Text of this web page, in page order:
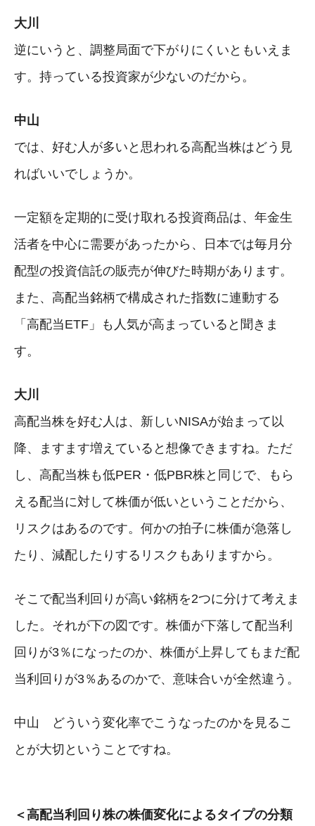
大川
逆にいうと、調整局面で下がりにくいともいえま
す。持っている投資家が少ないのだから。
中山
では、好む人が多いと思われる高配当株はどう見
ればいいでしょうか。
一定額を定期的に受け取れる投資商品は、年金生
活者を中心に需要があったから、日本では毎月分
配型の投資信託の販売が伸びた時期があります。
また、高配当銘柄で構成された指数に連動する
「高配当ETF」も人気が高まっていると聞きま
す。
大川
高配当株を好む人は、新しいNISAが始まって以
降、ますます増えていると想像できますね。ただ
し、高配当株も低PER・低PBR株と同じで、もら
える配当に対して株価が低いということだから、
リスクはあるのです。何かの拍子に株価が急落し
たり、減配したりするリスクもありますから。
そこで配当利回りが高い銘柄を2つに分けて考えま
した。それが下の図です。株価が下落して配当利
回りが3％になったのか、株価が上昇してもまだ配
当利回りが3％あるのかで、意味合いが全然違う。
中山 どういう変化率でこうなったのかを見るこ
とが大切ということですね。
＜高配当利回り株の株価変化によるタイプの分類